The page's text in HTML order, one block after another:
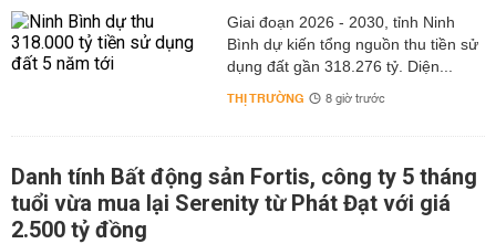
Giai đoạn 2026 - 2030, tỉnh Ninh
Bình dự kiến tổng nguồn thu tiền sử
dụng đất gần 318.276 tỷ. Diện...
THỊ TRƯỜNG 8 giờ trước
Danh tính Bất động sản Fortis, công ty 5 tháng
tuổi vừa mua lại Serenity từ Phát Đạt với giá
2.500 tỷ đồng